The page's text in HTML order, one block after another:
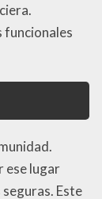
funcionales
ese lugar
Este